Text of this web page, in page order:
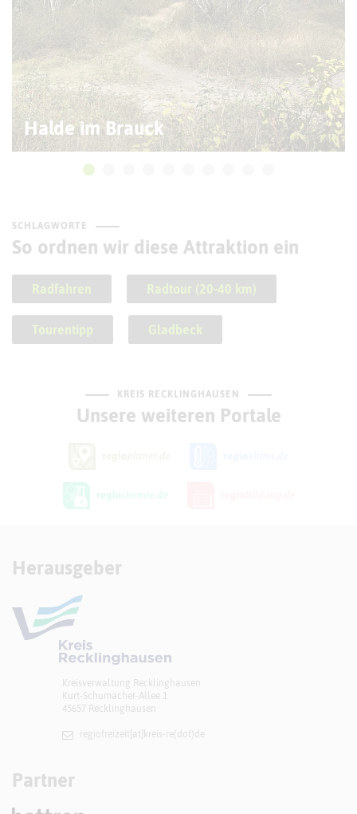
Halde im Brauck
SCHLAGWORTE
So ordnen wir diese Attraktion ein
Radfahren Radtour (20-40 km)
Tourentipp Gladbeck
KREIS RECKLINGHAUSEN
Unsere weiteren Portale
Herausgeber
Kreisverwaltung Recklinghausen
Kurt-Schumacher-Allee 1
45657 Recklinghausen
regiofreizeit[at]​kreis-re(dot)de
Partner